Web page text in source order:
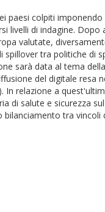
colpiti
livelli di indagine.
valutate,
tra politiche di
sarà data al tema
del digitale resa
relazione a
salute e sicurezza
tra